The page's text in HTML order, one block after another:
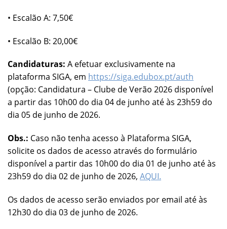
• Escalão A: 7,50€
• Escalão B: 20,00€
Candidaturas: A efetuar exclusivamente na
plataforma SIGA, em https://siga.edubox.pt/auth
(opção: Candidatura – Clube de Verão 2026 disponível
a partir das 10h00 do dia 04 de junho até às 23h59 do
dia 05 de junho de 2026.
Obs.: Caso não tenha acesso à Plataforma SIGA,
solicite os dados de acesso através do formulário
disponível a partir das 10h00 do dia 01 de junho até às
23h59 do dia 02 de junho de 2026, AQUI.
Os dados de acesso serão enviados por email até às
12h30 do dia 03 de junho de 2026.